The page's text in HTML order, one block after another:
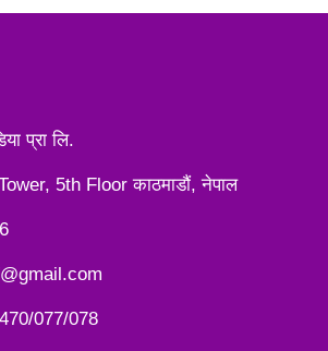
प्रा लि.
5th Floor काठमाडौं, नेपाल
077/078